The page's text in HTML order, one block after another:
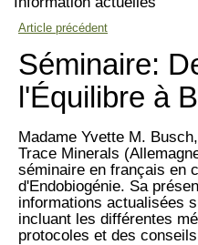
Article précédent
Séminaire:
l'Équilibre à
Madame Yvette M.
Trace Minerals
séminaire en français en
d'Endobiogénie. Sa
informations actualisées
incluant les différentes
protocoles et des